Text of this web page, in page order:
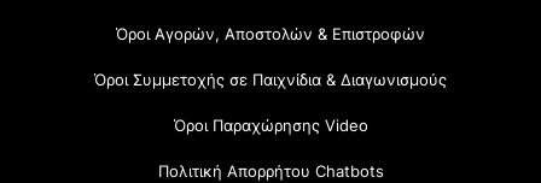
Όροι Αγορών, Αποστολών & Επιστροφών
Όροι Συμμετοχής σε Παιχνίδια & Διαγωνισμούς
Όροι Παραχώρησης Video
Πολιτική Απορρήτου Chatbots